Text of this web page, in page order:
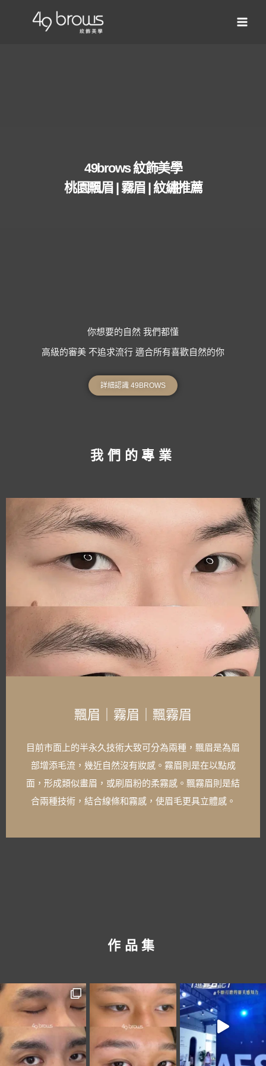
49brows 紋飾美學
桃園飄眉 | 霧眉 | 紋繡推薦
你想要的自然 我們都懂
高級的審美 不追求流行 適合所有喜歡自然的你
詳細認識 49BROWS​
我們的專業
飄眉｜霧眉｜飄霧眉
目前市面上的半永久技術大致可分為兩種，飄眉是為眉
部增添毛流，幾近自然沒有妝感。霧眉則是在以點成
面，形成類似畫眉，或刷眉粉的柔霧感。飄霧眉則是結
合兩種技術，結合線條和霧感，使眉毛更具立體感。
作品集